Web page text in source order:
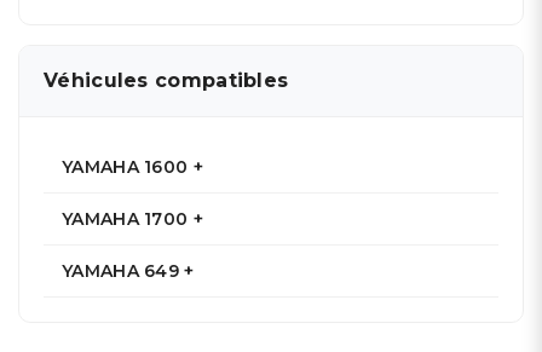
Véhicules compatibles
YAMAHA 1600 +
YAMAHA 1700 +
YAMAHA 649 +